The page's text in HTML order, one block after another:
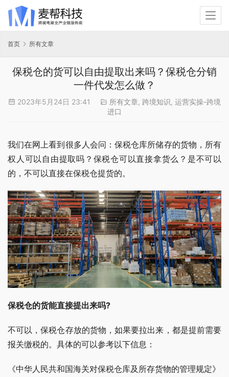
首页 所有文章
保税仓的货可以自由提取出来吗？保税仓分销
一件代发怎么做？
2023年5月24日 23:41 所有文章, 跨境知识, 运营实操-跨境
进口
我们在网上看到很多人会问：保税仓库所储存的货物，所有
权人可以自由提取吗？保税仓可以直接拿货么？是不可以
的，不可以直接在保税仓提货的。
保税仓的货能直接提出来吗?
不可以，保税仓存放的货物，如果要拉出来，都是提前需要
报关缴税的。具体的可以参考以下信息：
《中华人民共和国海关对保税仓库及所存货物的管理规定》